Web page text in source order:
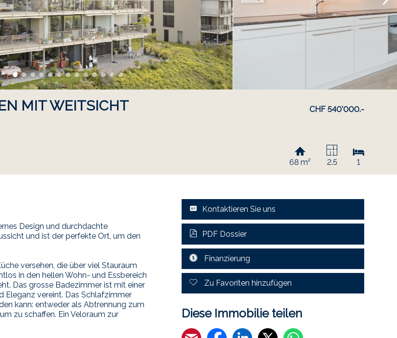
MIT WEITSICHT CHF 540'000.-
68 m²
2.5 1
Design und durchdachte
und ist der perfekte Ort, um den
versehen, die über viel Stauraum
in den hellen Wohn- und Essbereich
Das grosse Badezimmer ist mit einer
Eleganz vereint. Das Schlafzimmer
kann: entweder als Abtrennung zum
zu schaffen. Ein Veloraum zur
Kontaktieren Sie uns
PDF Dossier
Finanzierung
Zu Favoriten hinzufügen
Diese Immobilie teilen